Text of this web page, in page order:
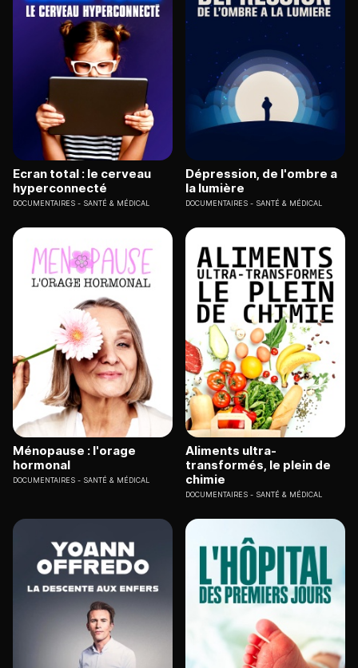
Ecran total : le cerveau
hyperconnecté
DOCUMENTAIRES SANTÉ & MÉDICAL
Dépression, de l'ombre a
la lumière
DOCUMENTAIRES SANTÉ & MÉDICAL
Ménopause : l'orage
hormonal
DOCUMENTAIRES SANTÉ & MÉDICAL
Aliments ultra-
transformés, le plein de
chimie
DOCUMENTAIRES SANTÉ & MÉDICAL